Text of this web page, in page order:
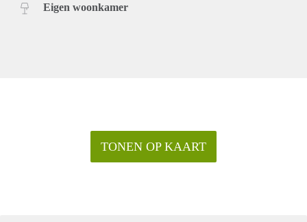
Eigen woonkamer
TONEN OP KAART